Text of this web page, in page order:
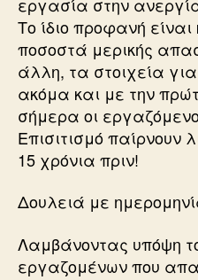
Το ίδιο προφανή
ποσοστά μερικής
άλλη, τα στοιχεία
ακόμα και με την
σήμερα οι
Επισιτισμό παίρνουν
15 χρόνια πριν!
Δουλειά με
Λαμβάνοντας υπόψη
εργαζομένων που